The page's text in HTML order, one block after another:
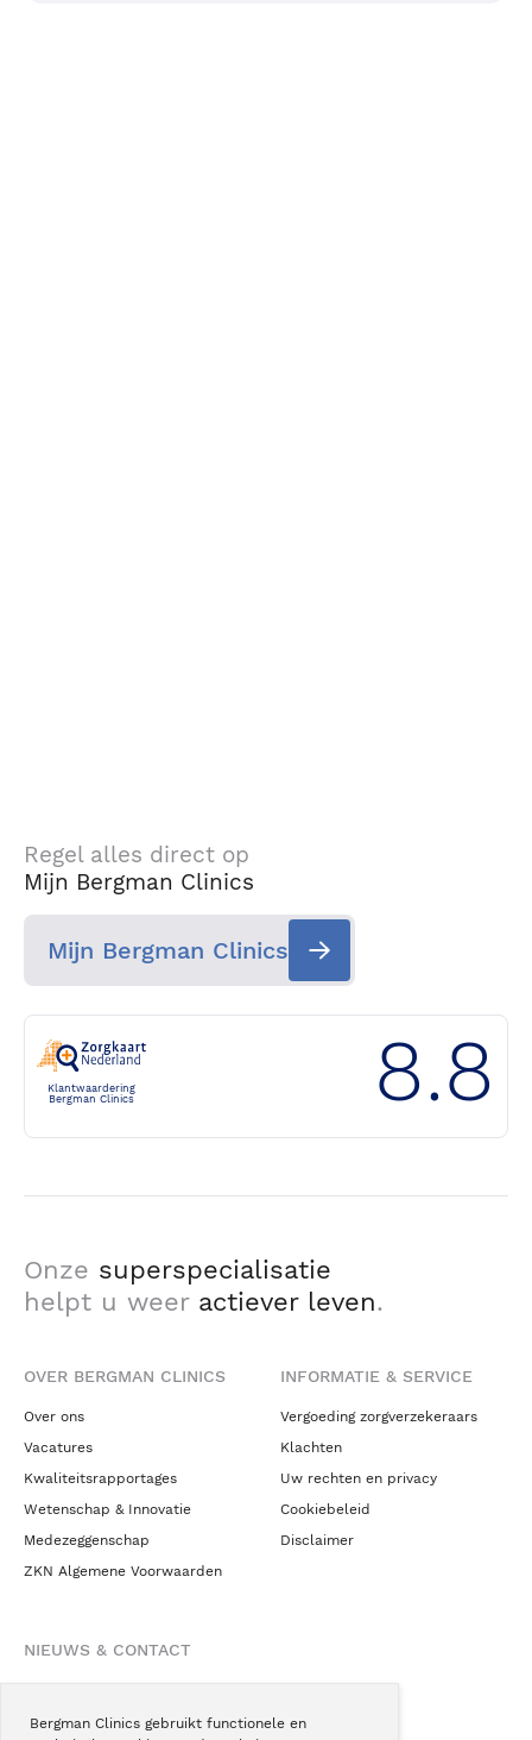
Bergman Clinics gebruikt functionele en
Regel alles direct op
Mijn Bergman Clinics
Mijn Bergman Clinics
Klantwaardering
Bergman Clinics
8.8
Onze superspecialisatie
helpt u weer actiever leven.
OVER BERGMAN CLINICS
Over ons
Vacatures
Kwaliteitsrapportages
Wetenschap & Innovatie
Medezeggenschap
ZKN Algemene Voorwaarden
INFORMATIE & SERVICE
Vergoeding zorgverzekeraars
Klachten
Uw rechten en privacy
Cookiebeleid
Disclaimer
NIEUWS & CONTACT
Blogs